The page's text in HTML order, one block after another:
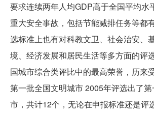
要求连续两年人均GDP高于全国平均水
重大安全事故，包括节能减排任务等都
选标准上也有对科教文卫、社会治安、
境、经济发展和居民生活等多方面的评
国城市综合类评比中的最高荣誉，历来
第一批全国文明城市 2005年评选出了
市，共计12个，无论在申报标准还是评